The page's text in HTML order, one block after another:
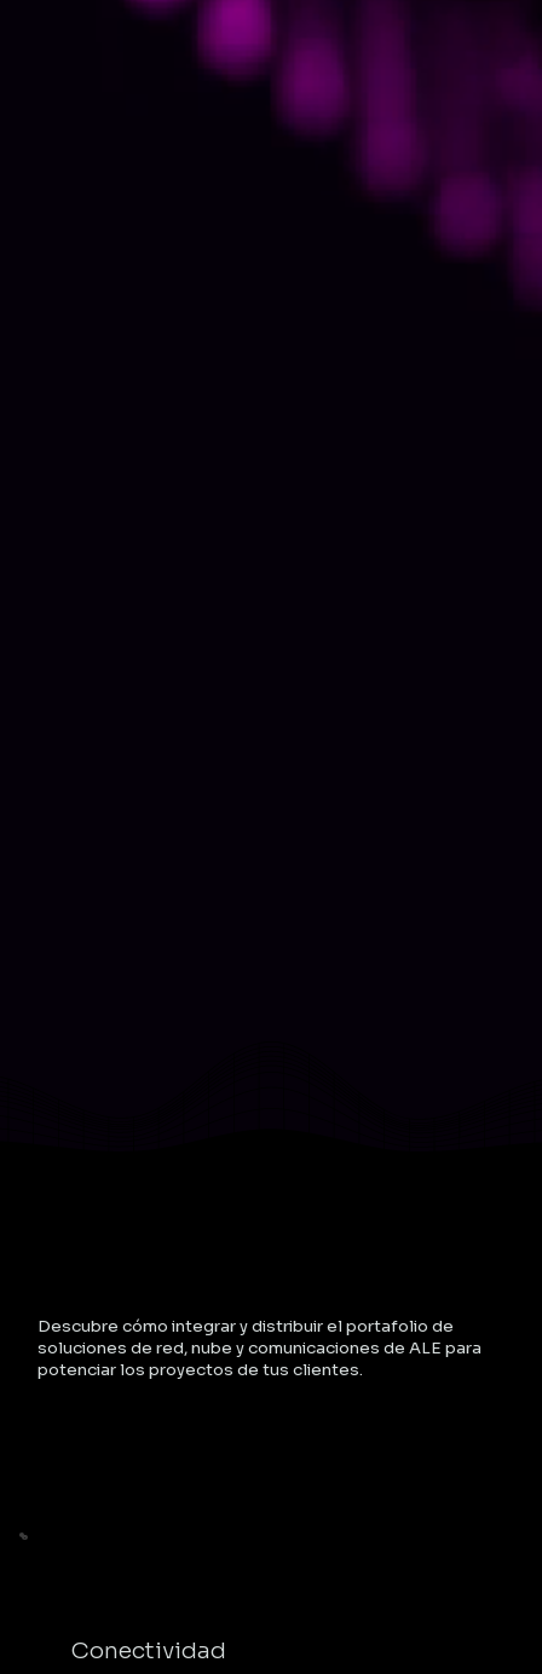
Descubre cómo integrar y distribuir el portafolio de
soluciones de red, nube y comunicaciones de ALE para
potenciar los proyectos de tus clientes.
Conectividad